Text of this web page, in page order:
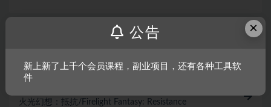
火光幻想：抵抗/Firelight Fantasy: Resistance
×
公告
新上新了上千个会员课程，副业项目，还有各种工具软
件